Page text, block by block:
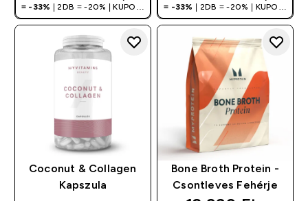
= -33%
| 2DB = -20% | KUPON:
DEALHU
= -33%
| 2DB = -20% | KUPON:
DEALHU
Coconut & Collagen
Kapszula
Bone Broth Protein -
Csontleves Fehérje